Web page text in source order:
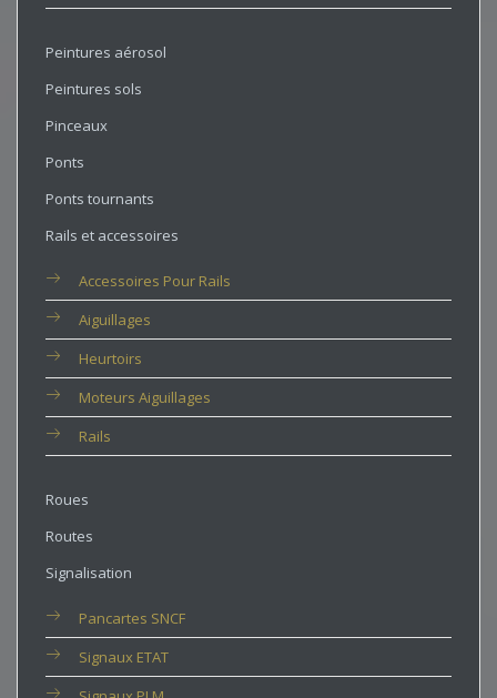
Peintures aérosol
Peintures sols
Pinceaux
Ponts
Ponts tournants
Rails et accessoires
Accessoires Pour Rails
Aiguillages
Heurtoirs
Moteurs Aiguillages
Rails
Roues
Routes
Signalisation
Pancartes SNCF
Signaux ETAT